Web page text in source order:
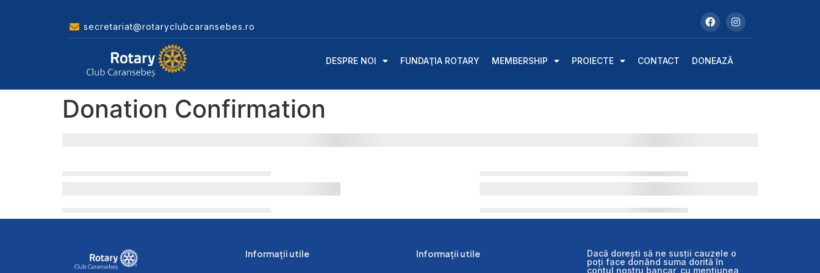
secretariat@rotaryclubcaransebes.ro
DESPRE NOI FUNDAŢIA ROTARY MEMBERSHIP PROIECTE CONTACT DONEAZĂ
Donation Confirmation
Informații utile Informații utile
Dacă dorești să ne susții cauzele o
poți face donând suma dorită în
contul nostru bancar, cu mențiunea